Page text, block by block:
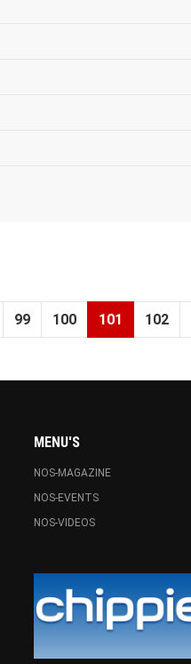
99 100 101 102
MENU'S
NOS-MAGAZINE
NOS-EVENTS
NOS-VIDEOS